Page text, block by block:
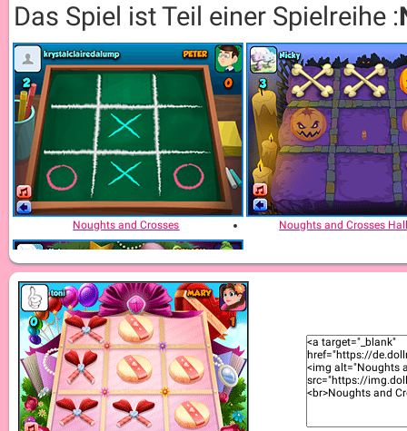
Das Spiel ist Teil einer Spielreihe :
Noughts and Crosses Noughts and Crosses
Noughts and Crosses Christmas